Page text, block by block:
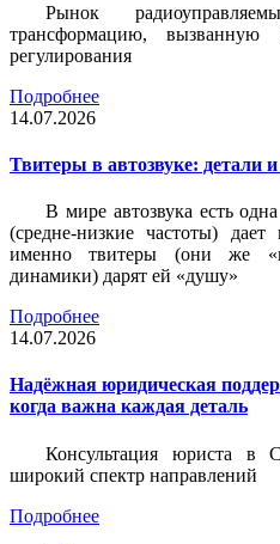
Рынок
трансформацию, вызванную
регулирования
Подробнее
14.07.2026
Твитеры в автозвуке: детали
В мире автозвука есть
(средне-низкие частоты)
именно твитеры (они же
динамики) дарят ей «душу»
Подробнее
14.07.2026
Надёжная юридическая
когда важна каждая деталь
Консультация юриста в
широкий спектр направлений
Подробнее